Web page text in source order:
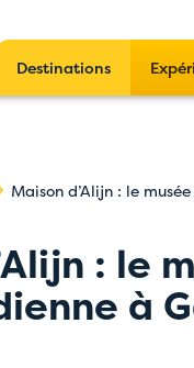
Destinations
Maison d’Alijn : le
: le
à